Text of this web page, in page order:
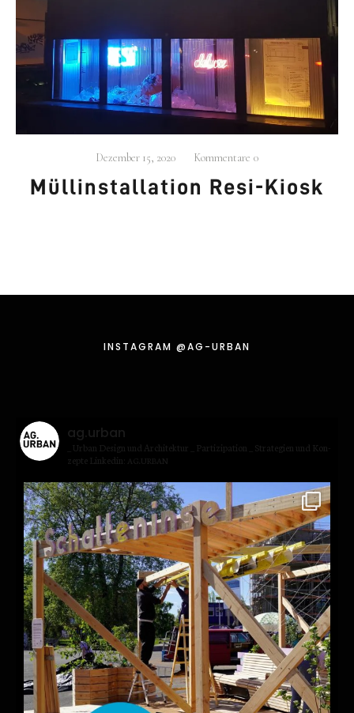
AG.URBANbeschäf­tigt sich mit der Ent­wick­lung neu­
er Stra­te­gien für den städ­ti­schen Raum, Wohn­for­
men und Betei­li­gungs­pro­zes­sen.
Mehr…
KONTAKT
Dezember 15, 2020 Kommentare 0
Müll­in­stal­la­ti­on Resi-Kiosk
INSTA­GRAM @AG-URBAN
ag.urban
_ Urban Design und Archi­tek­tur _ Par­ti­zi­pa­ti­on _ Stra­te­gien und Kon­
zep­te Lin­kedin: AG URBAN